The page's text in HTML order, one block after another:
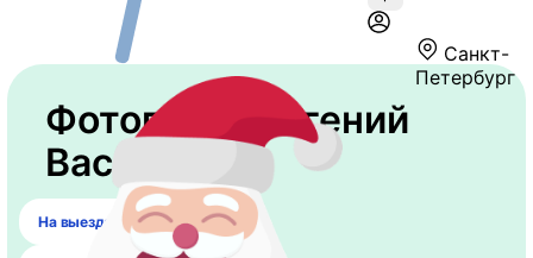
Санкт-
Петербург
Фотограф "Евгений
Васильев"
На выездах